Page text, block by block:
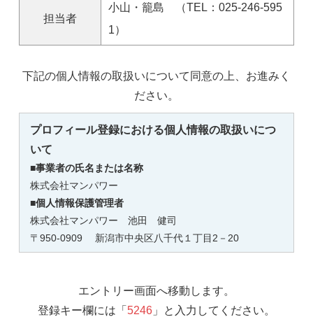
担当者
小山・籠島 （TEL：025-246-595
1）
下記の個人情報の取扱いについて同意の上、お進みく
ださい。
プロフィール登録における個人情報の取扱いにつ
いて
■事業者の氏名または名称
株式会社マンパワー
■個人情報保護管理者
株式会社マンパワー 池田 健司
〒950-0909 新潟市中央区八千代１丁目2－20
TEL：025-246-5952 E-mail：ikeda2895@mpniigata.jp
■個人情報の利用目的
取得した個人情報は、プロフィール登録、面接、登録の
エントリー画面へ移動します。
登録キー欄には「 5246 」と入力してください。